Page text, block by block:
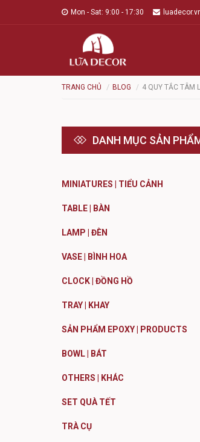
Mon - Sat: 9:00 - 17:30
TRANG CHỦ BLOG 4 QUY TẮC TÂM
DANH MỤC SẢN
MINIATURES | TIỂU CẢNH
TABLE | BÀN
LAMP | ĐÈN
VASE | BÌNH HOA
CLOCK | ĐỒNG HỒ
TRAY | KHAY
SẢN PHẨM EPOXY | PRODUCTS
BOWL | BÁT
OTHERS | KHÁC
SET QUÀ TẾT
TRÀ CỤ